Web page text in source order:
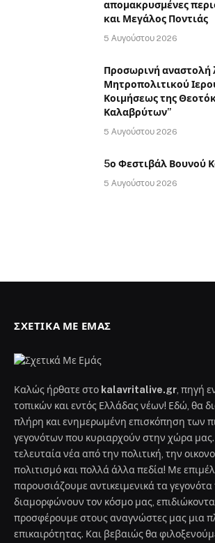
απομακρυσμένες
και Μεγάλος Ποντιάς
5 Αυγούστου 2026
Προσωρινή αναστολή
Μητροπολιτικού
Κοιμήσεως της
Καλαβρύτων”
5 Αυγούστου 2026
5ο Φεστιβάλ Βουνού
5 Αυγούστου 2026
ΣΧΕΤΙΚΆ ΜΕ ΕΜΆΣ
Καλώς ήρθατε στο kalavritalive.gr , πηγή
τοπικών και εντός Ελλάδας νέων! Εδώ, θα
πλήρη και ενημερωμένη επισκόπηση των
γεγονότων που κυριαρχούν στην χώρα
τελευταία νέα από την πολιτική, την
πολιτισμό και πολλά άλλα πεδία! Με
παρουσιάζουμε αντικειμενικά τα
διαμορφώνουν τον κόσμο μας,
προσφέρουμε στους αναγνώστες μας μια
επικαιρότητας. Και βεβαιώς θα